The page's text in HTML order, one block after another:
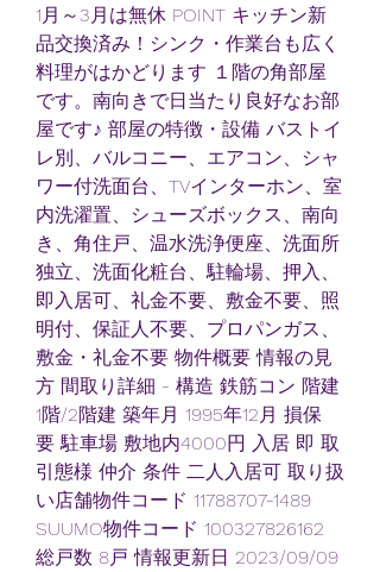
1月～3月は無休 POINT キッチン新
品交換済み！シンク・作業台も広く
料理がはかどります １階の角部屋
です。南向きで日当たり良好なお部
屋です♪ 部屋の特徴・設備 バストイ
レ別、バルコニー、エアコン、シャ
ワー付洗面台、TVインターホン、室
内洗濯置、シューズボックス、南向
き、角住戸、温水洗浄便座、洗面所
独立、洗面化粧台、駐輪場、押入、
即入居可、礼金不要、敷金不要、照
明付、保証人不要、プロパンガス、
敷金・礼金不要 物件概要 情報の見
方 間取り詳細 - 構造 鉄筋コン 階建
1階/2階建 築年月 1995年12月 損保
要 駐車場 敷地内4000円 入居 即 取
引態様 仲介 条件 二人入居可 取り扱
い店舗物件コード 11788707-1489
SUUMO物件コード 100327826162
総戸数 8戸 情報更新日 2023/09/09